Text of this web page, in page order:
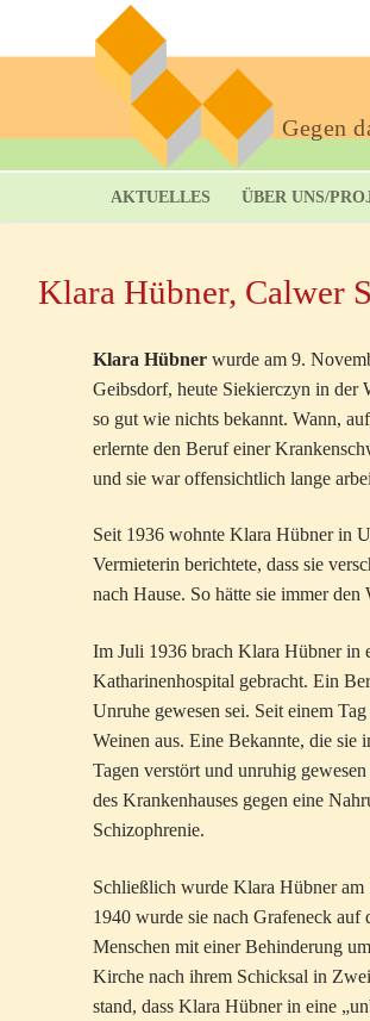
Gegen
AKTUELLES ÜBER UNS/
Klara Hübner, Calwer
Klara Hübner wurde am 9.
Geibsdorf, heute Siekierczyn in der
so gut wie nichts bekannt. Wann,
erlernte den Beruf einer
und sie war offensichtlich lange
Seit 1936 wohnte Klara Hübner in
Vermieterin berichtete, dass sie
nach Hause. So hätte sie immer
Im Juli 1936 brach Klara Hübner in
Katharinenhospital gebracht. Ein
Unruhe gewesen sei. Seit einem
Weinen aus. Eine Bekannte, die sie
Tagen verstört und unruhig
des Krankenhauses gegen eine
Schizophrenie.
Schließlich wurde Klara Hübner am
1940 wurde sie nach Grafeneck
Menschen mit einer Behinderung
Kirche nach ihrem Schicksal in
stand, dass Klara Hübner in eine